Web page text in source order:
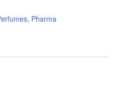
, Pharma